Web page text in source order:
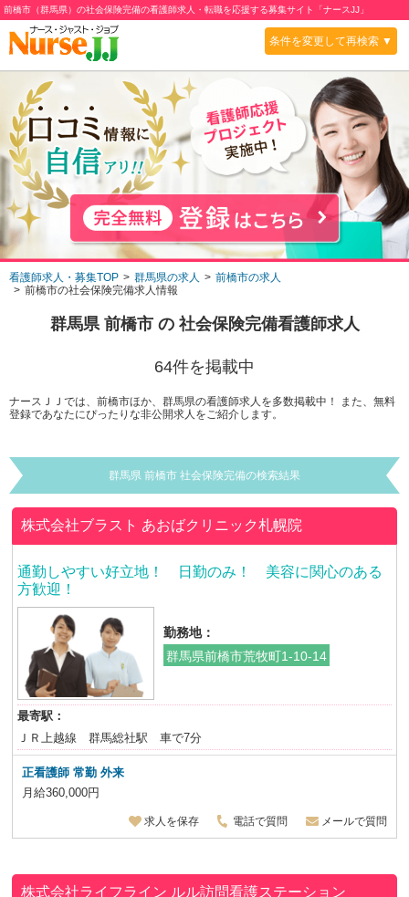
前橋市（群馬県）の社会保険完備の看護師求人・転職を応援する募集サイト「ナースJJ」
条件を変更して再検索 ▼
看護師求人・募集TOP 群馬県の求人
前橋市の求人
前橋市の社会保険完備求人情報
群馬県 前橋市の 社会保険完備看護師求人
64件を掲載中
ナースＪＪでは、前橋市ほか、群馬県の看護師求人を多数掲載中！ また、無料
登録であなたにぴったりな非公開求人をご紹介します。
群馬県 前橋市 社会保険完備の検索結果
株式会社ブラスト あおばクリニック札幌院
通勤しやすい好立地！ 日勤のみ！ 美容に関心のある
方歓迎！
勤務地：
群馬県前橋市荒牧町1-10-14
最寄駅：
ＪＲ上越線 群馬総社駅 車で7分
正看護師 常勤 外来
月給360,000円
求人を保存 電話で質問 メールで質問
株式会社ライフライン ルル訪問看護ステーション